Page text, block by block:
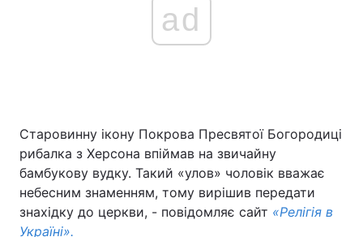
ad
Старовинну ікону Покрова Пресвятої Богородиці
рибалка з Херсона впіймав на звичайну
бамбукову вудку. Такий «улов» чоловік вважає
небесним знаменням, тому вирішив передати
знахідку до церкви, - повідомляє сайт «Релігія в
Україні».